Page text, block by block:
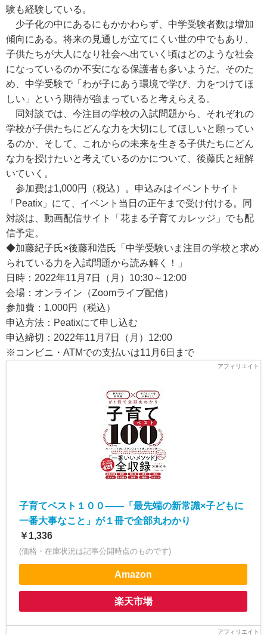
験も経験している。
少子化の中にあるにもかかわらず、中学受験者数は増加
傾向にある。将来の見通しが立てにくい世の中でもあり、
子供たちが大人になり社会へ出ていく頃はどのような社会
になっているのか不安になる保護者も多いようだ。そのた
め、中学受験で「わが子にあう環境で学び、力をつけてほ
しい」という期待が強まっていると考えらえる。
同対談では、今注目の学校の入試問題から、それぞれの
学校が子供たちにどんな力を大切にしてほしいと願ってい
るのか、そして、これからの未来を生きる子供たちにどん
な力を授けたいと考えているのかについて、後藤氏と紐解
いていく。
参加費は1,000円（税込）。申込みはイベントサイト
「Peatix」にて、イベント当日の正午まで受け付ける。同
対談は、動画配信サイト「花まる子育てカレッジ」でも配
信予定。
◆加藤紀子氏×後藤和浩氏「中学受験いま注目の学校と求め
られている力を入試問題から読み解く！」
日時：2022年11月7日（月）10:30～12:00
会場：オンライン（Zoomライブ配信）
参加費：1,000円（税込）
申込方法：Peatixにて申し込む
申込締切：2022年11月7日（月）12:00
※コンビニ・ATMでの支払いは11月6日まで
子育てベスト１００――「最先端の新常識×子どもに
一番大事なこと」が１冊で全部丸わかり
￥1,336
(価格・在庫状況は記事公開時点のものです)
Amazon
楽天市場